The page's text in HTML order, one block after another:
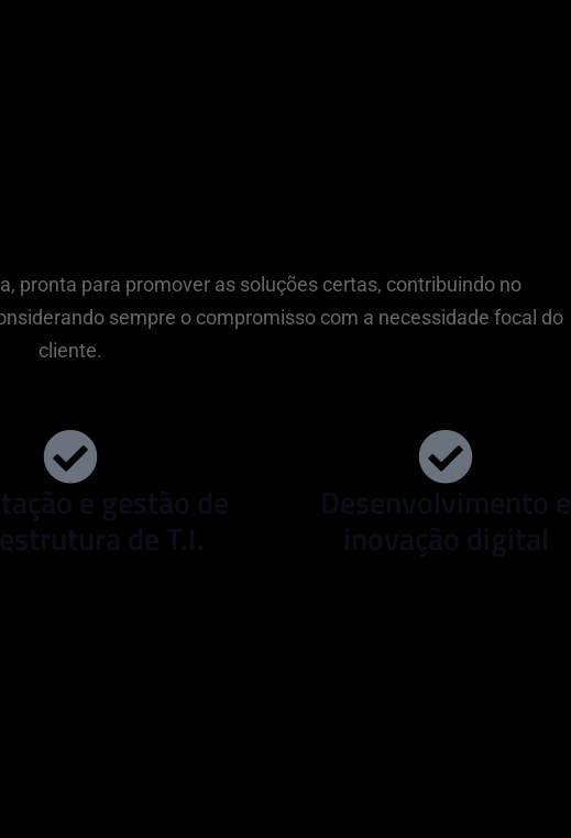
pronta para promover as soluções certas, contribuindo no
sempre o compromisso com a necessidade focal do
cliente.
e gestão de
de T.I.
Desenvolvimento e
inovação digital